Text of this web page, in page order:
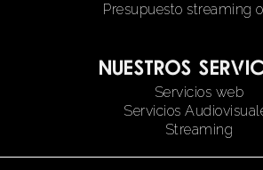
Presupuesto streaming
Nuestros
Servicios web
Servicios
Streaming